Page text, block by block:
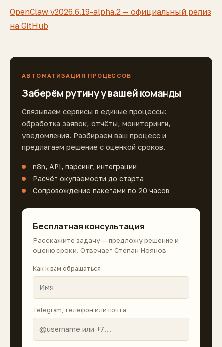
OpenClaw v2026.6.19-alpha.2 — официальный релиз
на GitHub
АВТОМАТИЗАЦИЯ ПРОЦЕССОВ
Заберём рутину у вашей команды
Связываем сервисы в единые процессы:
обработка заявок, отчёты, мониторинги,
уведомления. Разбираем ваш процесс и
предлагаем решение с оценкой сроков.
n8n, API, парсинг, интеграции
Расчёт окупаемости до старта
Сопровождение пакетами по 20 часов
Бесплатная консультация
Расскажите задачу — предложу решение и
оценю сроки. Отвечает Степан Ноянов.
Как к вам обращаться
Telegram, телефон или почта